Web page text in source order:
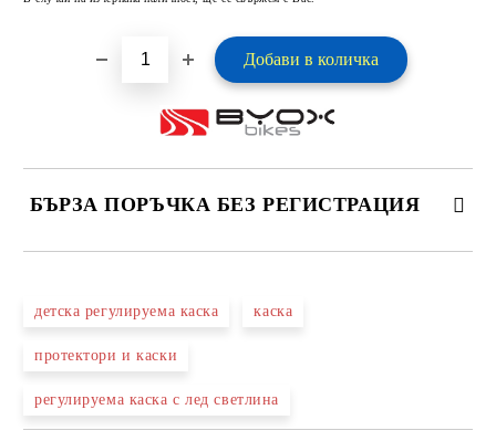
БЪРЗА ПОРЪЧКА БЕЗ РЕГИСТРАЦИЯ
детска регулируема каска каска
протектори и каски
регулируема каска с лед светлина